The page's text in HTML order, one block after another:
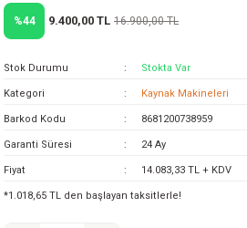
Makinesi
Testereler
%44 9.400,00 TL 16.900,00 TL
Stok Durumu Stokta Var
Kategori Kaynak Makineleri
Barkod Kodu 8681200738959
Garanti Süresi 24 Ay
Fiyat 14.083,33 TL + KDV
*1.018,65 TL den başlayan taksitlerle!